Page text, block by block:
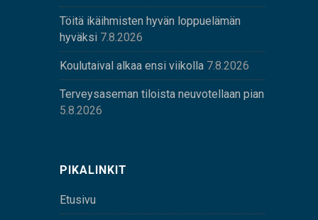
Töitä ikäihmisten hyvän loppuelämän
hyväksi 7.8.2026
Koulutaival alkaa ensi viikolla 7.8.2026
Terveysaseman tiloista neuvotellaan pian
5.8.2026
PIKALINKIT
Etusivu